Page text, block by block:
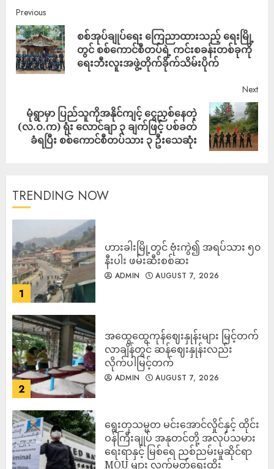
Previous
စစ်အုပ်ချုပ်ရေး ကြေညာထားသည့် ရေးမြို့
တွင် စစ်ကောင်စီတပ်ရဲ့ ကင်းစခန်းတစ်ခုကို
ရေးဘီးလူးအဖွဲ့တိုက်ခိုက်သိမ်းပိုက်
Next
မုံရွာမှာ ပြည်သူကိုအနိုင်ကျင့် ငွေညှစ်နေတဲ့
(လ.ဝ.က) ရုံး လောင်ချာ ၃ ချက်ဖြင့် ပစ်ခတ်
ခံရပြီး စစ်ကောင်စီတပ်သား ၃ ဦးသေဆုံး
TRENDING NOW
1
ဟားခါးမြို့တွင် ဗုံးကွဲ၍ အရပ်သား ၅၀
နီးပါး ဖမ်းဆီးစစ်ဆး
ADMIN AUGUST 7, 2026
2
အထွေထွေကုန်ဈေးနှုန်းများ မြင့်တက်
လာချိန်တွင် ဆန်ဈေးနှုန်းလည်း
လိုက်ပါမြင့်တက်
ADMIN AUGUST 7, 2026
ရွေးတုသမ္မတ မင်းအောင်လှိုင်နှင့် ထိုင်း
ဝန်ကြီးချုပ် အနုတင်တို့ အလုပ်သမား
ရေးရာနှင့် မြစ်ရေ ညစ်ညမ်းမှုဆိုင်ရာ
MOU များ လက်မှတ်ရေးထိုး